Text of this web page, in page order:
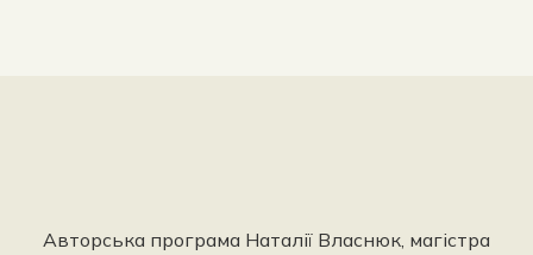
Авторська програма Наталії Власнюк, магістра